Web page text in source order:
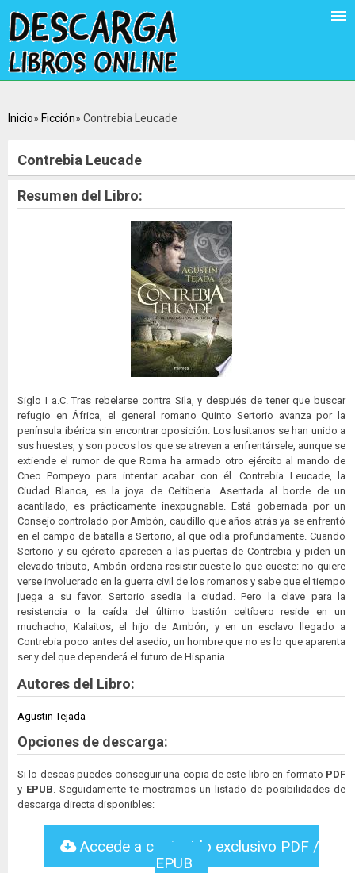
Inicio Ficción Contrebia Leucade
Contrebia Leucade
Resumen del Libro:
Siglo I a.C. Tras rebelarse contra Sila, y después de tener que buscar
refugio en África, el general romano Quinto Sertorio avanza por la
península ibérica sin encontrar oposición. Los lusitanos se han unido a
sus huestes, y son pocos los que se atreven a enfrentársele, aunque se
extiende el rumor de que Roma ha armado otro ejército al mando de
Cneo Pompeyo para intentar acabar con él. Contrebia Leucade, la
Ciudad Blanca, es la joya de Celtiberia. Asentada al borde de un
acantilado, es prácticamente inexpugnable. Está gobernada por un
Consejo controlado por Ambón, caudillo que años atrás ya se enfrentó
en el campo de batalla a Sertorio, al que odia profundamente. Cuando
Sertorio y su ejército aparecen a las puertas de Contrebia y piden un
elevado tributo, Ambón ordena resistir cueste lo que cueste: no quiere
verse involucrado en la guerra civil de los romanos y sabe que el tiempo
juega a su favor. Sertorio asedia la ciudad. Pero la clave para la
resistencia o la caída del último bastión celtíbero reside en un
muchacho, Kalaitos, el hijo de Ambón, y en un esclavo llegado a
Contrebia poco antes del asedio, un hombre que no es lo que aparenta
ser y del que dependerá el futuro de Hispania.
Autores del Libro:
Agustin Tejada
Opciones de descarga:
Si lo deseas puedes conseguir una copia de este libro en formato PDF
y EPUB . Seguidamente te mostramos un listado de posibilidades de
descarga directa disponibles:
Accede a contenido exclusivo PDF /
EPUB